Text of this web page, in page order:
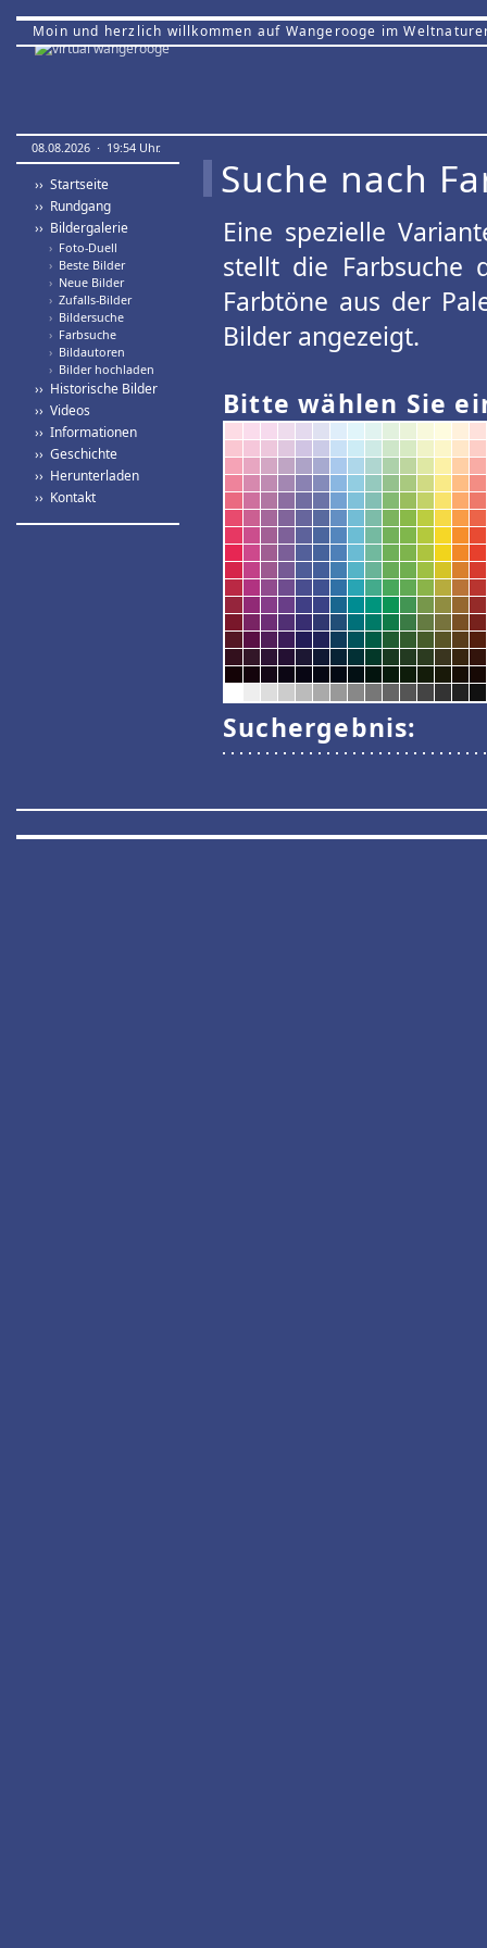
Moin und herzlich willkommen auf Wangerooge im
08.08.2026 · 19:54 Uhr.
›› Startseite
›› Rundgang
›› Bildergalerie
› Foto-Duell
› Beste Bilder
› Neue Bilder
› Zufalls-Bilder
› Bildersuche
› Farbsuche
› Bildautoren
› Bilder hochladen
›› Historische Bilder
›› Videos
›› Informationen
›› Geschichte
›› Herunterladen
›› Kontakt
Suche nach
Eine spezielle
stellt die Farbsuche
Farbtöne aus der
Bilder angezeigt.
Bitte wählen Sie
Suchergebnis: